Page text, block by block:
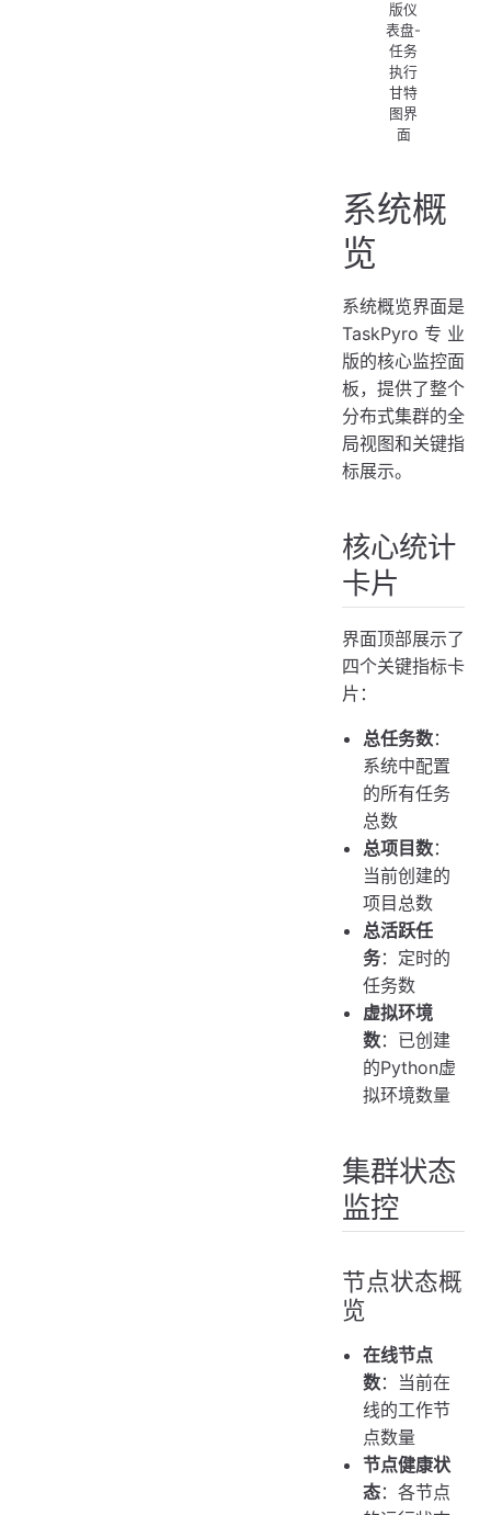
版仪
表盘-
任务
执行
甘特
图界
面
系统概
览
系统概览界面是
TaskPyro专业
版的核心监控面
板，提供了整个
分布式集群的全
局视图和关键指
标展示。
核心统计
卡片
界面顶部展示了
四个关键指标卡
片：
总任务数：
系统中配置
的所有任务
总数
总项目数：
当前创建的
项目总数
总活跃任
务：定时的
任务数
虚拟环境
数：已创建
的Python虚
拟环境数量
集群状态
监控
节点状态概
览
在线节点
数：当前在
线的工作节
点数量
节点健康状
态：各节点